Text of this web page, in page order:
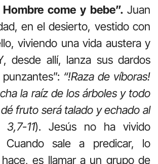
come y bebe”. Juan
en el desierto, vestido con
viviendo una vida austera y
desde allí, lanza sus dardos
“!Raza de víboras!
la raíz de los árboles y todo
fruto será talado y echado al
11). Jesús no ha vivido
Cuando sale a predicar, lo
es llamar a un grupo de